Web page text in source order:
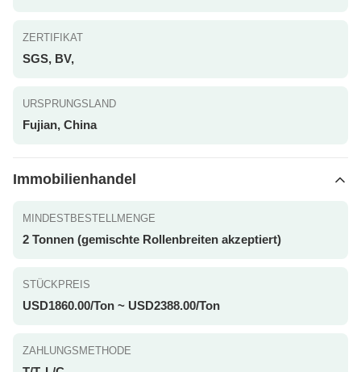
ZERTIFIKAT
SGS, BV,
URSPRUNGSLAND
Fujian, China
Immobilienhandel
MINDESTBESTELLMENGE
2 Tonnen (gemischte Rollenbreiten akzeptiert)
STÜCKPREIS
USD1860.00/Ton ~ USD2388.00/Ton
ZAHLUNGSMETHODE